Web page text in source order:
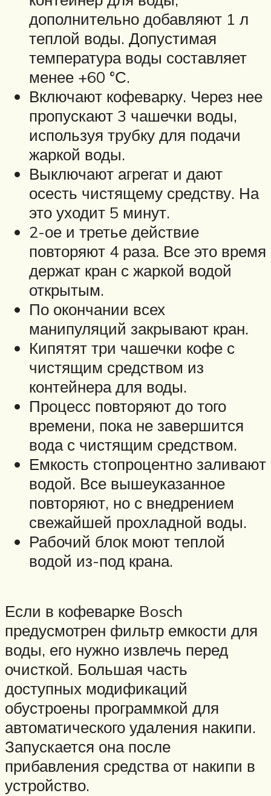
дополнительно добавляют 1 л
теплой воды. Допустимая
температура воды составляет
менее +60 °С.
Включают кофеварку. Через нее
пропускают 3 чашечки воды,
используя трубку для подачи
жаркой воды.
Выключают агрегат и дают
осесть чистящему средству. На
это уходит 5 минут.
2-ое и третье действие
повторяют 4 раза. Все это время
держат кран с жаркой водой
открытым.
По окончании всех
манипуляций закрывают кран.
Кипятят три чашечки кофе с
чистящим средством из
контейнера для воды.
Процесс повторяют до того
времени, пока не завершится
вода с чистящим средством.
Емкость стопроцентно заливают
водой. Все вышеуказанное
повторяют, но с внедрением
свежайшей прохладной воды.
Рабочий блок моют теплой
водой из-под крана.
Если в кофеварке Bosch
предусмотрен фильтр емкости для
воды, его нужно извлечь перед
очисткой. Большая часть
доступных модификаций
обустроены программкой для
автоматического удаления накипи.
Запускается она после
прибавления средства от накипи в
устройство.